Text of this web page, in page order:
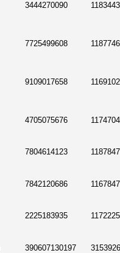
3444270090
7725499608
9109017658
4705075676
7804614123
7842120686
2225183935
390607130197